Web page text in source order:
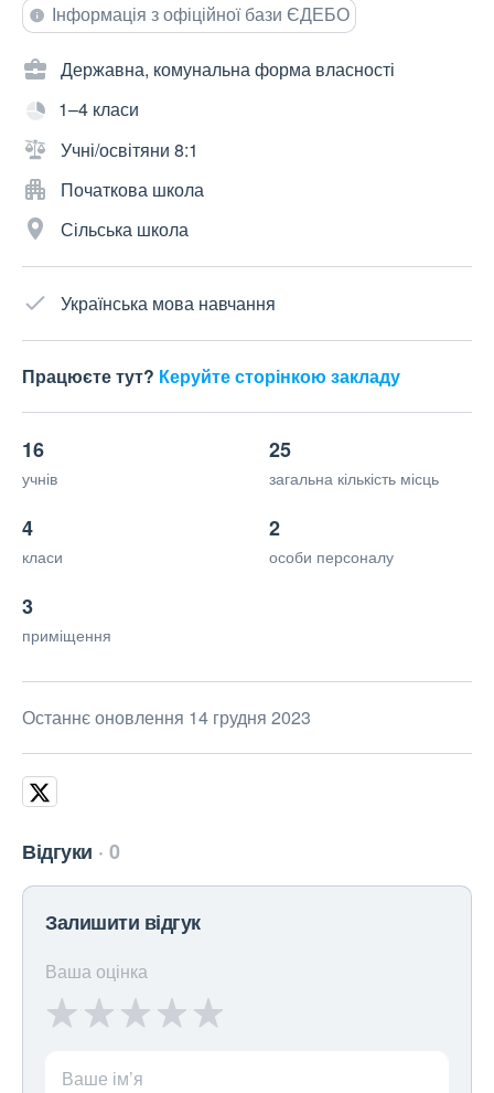
Інформація з офіційної бази ЄДЕБО
Державна, комунальна форма власності
1–4 класи
Учні/освітяни 8:1
Початкова школа
Сільська школа
Українська мова навчання
Працюєте тут? Керуйте сторінкою закладу
16
учнів
25
загальна кількість місць
4
класи
2
особи персоналу
3
приміщення
Останнє оновлення 14 грудня 2023
Відгуки 0
Залишити відгук
Ваша оцінка
Ваше ім’я